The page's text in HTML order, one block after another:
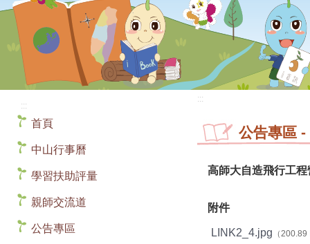
:::
首頁
中山行事曆
學習扶助評量
親師交流道
公告專區
:::
公告專區 -
高師大自造飛行工程
附件
LINK2_4.jpg （